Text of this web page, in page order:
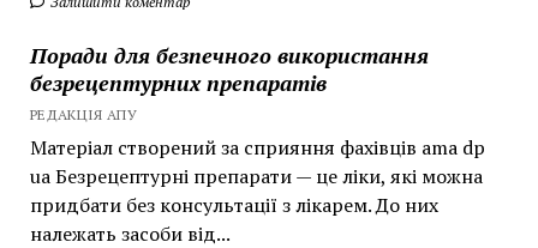
Поради для безпечного використання
безрецептурних препаратів
РЕДАКЦІЯ АПУ
Матеріал створений за сприяння фахівців ama dp
ua Безрецептурні препарати — це ліки, які можна
придбати без консультації з лікарем. До них
належать засоби від...